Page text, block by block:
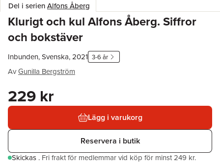
Del i serienAlfons Åberg
Klurigt och kul Alfons Åberg. Siffror
och bokstäver
Inbunden, Svenska, 2021 3-6 år
AvGunilla Bergström
229 kr
Lägg i varukorg
Reservera i butik
Skickas . Fri frakt för medlemmar vid köp för minst 249 kr.